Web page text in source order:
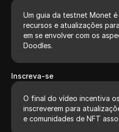
Um guia da testnet Monet
recursos e atualizações
em se envolver com os
Doodles.
Inscreva-se
O final do vídeo incentiva
inscreverem para
e comunidades de NFT